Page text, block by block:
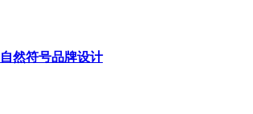
自然符号品牌设计